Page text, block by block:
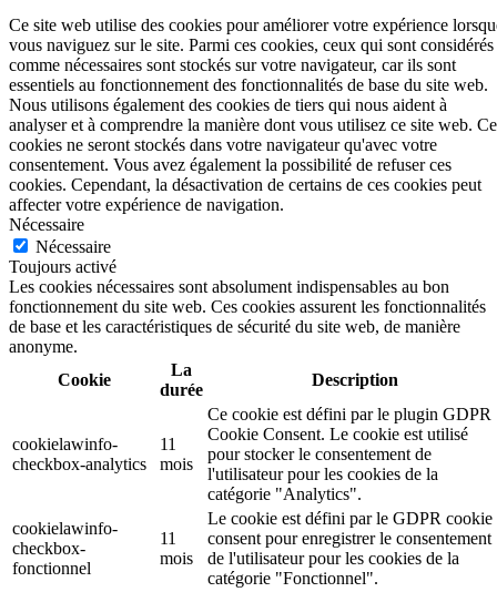
Ce site web utilise des cookies pour améliorer votre expérience
vous naviguez sur le site. Parmi ces cookies, ceux qui sont considérés
comme nécessaires sont stockés sur votre navigateur, car ils sont
essentiels au fonctionnement des fonctionnalités de base du site web.
Nous utilisons également des cookies de tiers qui nous aident à
analyser et à comprendre la manière dont vous utilisez ce site web.
cookies ne seront stockés dans votre navigateur qu'avec votre
consentement. Vous avez également la possibilité de refuser ces
cookies. Cependant, la désactivation de certains de ces cookies peut
affecter votre expérience de navigation.
Nécessaire
Nécessaire
Toujours activé
Les cookies nécessaires sont absolument indispensables au bon
fonctionnement du site web. Ces cookies assurent les fonctionnalités
de base et les caractéristiques de sécurité du site web, de manière
anonyme.
Cookie
La
durée
Description
cookielawinfo-
checkbox-analytics
11
mois
Ce cookie est défini par le plugin GDPR
Cookie Consent. Le cookie est utilisé
pour stocker le consentement de
l'utilisateur pour les cookies de la
catégorie "Analytics".
cookielawinfo-
checkbox-
fonctionnel
11
mois
Le cookie est défini par le GDPR cookie
consent pour enregistrer le consentement
de l'utilisateur pour les cookies de la
catégorie "Fonctionnel".